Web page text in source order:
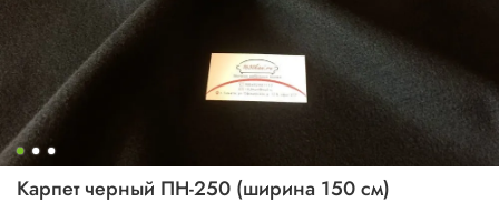
Карпет черный ПН-250 (ширина 150 см)